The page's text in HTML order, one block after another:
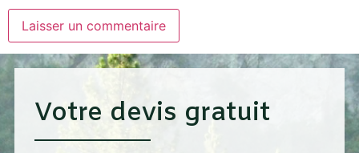
Votre devis gratuit